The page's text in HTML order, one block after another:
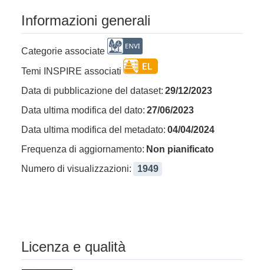
Informazioni generali
Categorie associate
Temi INSPIRE associati
Data di pubblicazione del dataset: 29/12/2023
Data ultima modifica del dato: 27/06/2023
Data ultima modifica del metadato: 04/04/2024
Frequenza di aggiornamento: Non pianificato
Numero di visualizzazioni:
1949
Licenza e qualità